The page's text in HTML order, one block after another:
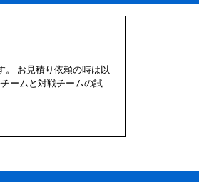
お見積り依頼の時は以
ームと対戦チームの試